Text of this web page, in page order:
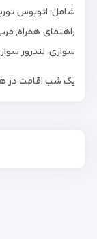
شامل: اتوبوس
راهنمای همراه,
سواری، لندرور
یک شب اقامت در